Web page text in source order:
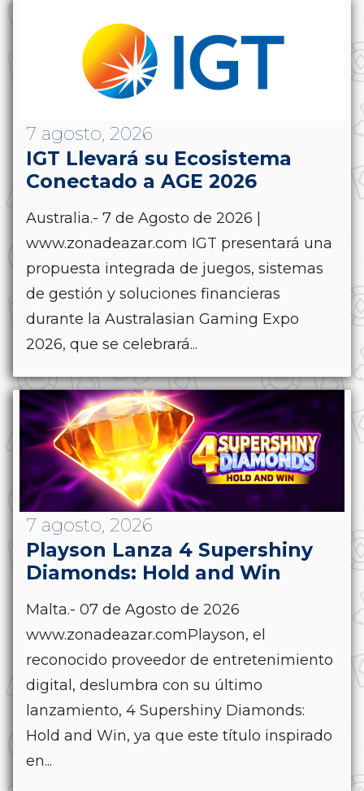
7 agosto, 2026
IGT Llevará su Ecosistema
Conectado a AGE 2026
Australia.- 7 de Agosto de 2026 |
www.zonadeazar.com IGT presentará una
propuesta integrada de juegos, sistemas
de gestión y soluciones financieras
durante la Australasian Gaming Expo
2026, que se celebrará...
7 agosto, 2026
Playson Lanza 4 Supershiny
Diamonds: Hold and Win
Malta.- 07 de Agosto de 2026
www.zonadeazar.comPlayson, el
reconocido proveedor de entretenimiento
digital, deslumbra con su último
lanzamiento, 4 Supershiny Diamonds:
Hold and Win, ya que este título inspirado
en...